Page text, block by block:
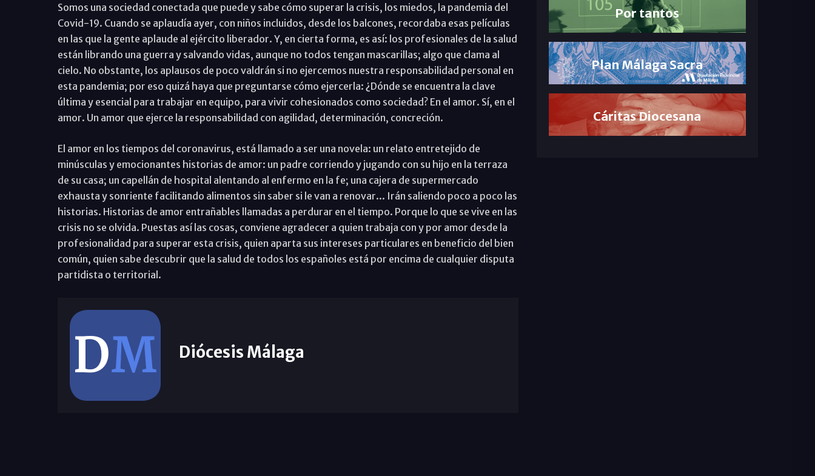
Somos una sociedad conectada que puede y sabe cómo superar la crisis, los miedos, la pandemia del
Covid-19. Cuando se aplaudía ayer, con niños incluidos, desde los balcones, recordaba esas películas
en las que la gente aplaude al ejército liberador. Y, en cierta forma, es así: los profesionales de la salud
están librando una guerra y salvando vidas, aunque no todos tengan mascarillas; algo que clama al
cielo. No obstante, los aplausos de poco valdrán si no ejercemos nuestra responsabilidad personal en
esta pandemia; por eso quizá haya que preguntarse cómo ejercerla: ¿Dónde se encuentra la clave
última y esencial para trabajar en equipo, para vivir cohesionados como sociedad? En el amor. Sí, en el
amor. Un amor que ejerce la responsabilidad con agilidad, determinación, concreción.
El amor en los tiempos del coronavirus, está llamado a ser una novela: un relato entretejido de
minúsculas y emocionantes historias de amor: un padre corriendo y jugando con su hijo en la terraza
de su casa; un capellán de hospital alentando al enfermo en la fe; una cajera de supermercado
exhausta y sonriente facilitando alimentos sin saber si le van a renovar... Irán saliendo poco a poco las
historias. Historias de amor entrañables llamadas a perdurar en el tiempo. Porque lo que se vive en las
crisis no se olvida. Puestas así las cosas, conviene agradecer a quien trabaja con y por amor desde la
profesionalidad para superar esta crisis, quien aparta sus intereses particulares en beneficio del bien
común, quien sabe descubrir que la salud de todos los españoles está por encima de cualquier disputa
partidista o territorial.
Diócesis Málaga
Por tantos
Plan Málaga Sacra
Cáritas Diocesana